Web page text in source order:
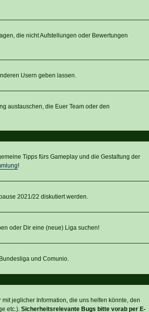
die nicht Aufstellungen oder Bewertungen
Usern geben lassen.
austauschen, die Euer Team oder den
Tipps fürs Gameplay und die Gestaltung der
!
2021/22 diskutiert werden.
oder Dir eine (neue) Liga suchen!
und Comunio.
jeglicher Information, die uns helfen könnte, den
etc.). Sicherheitsrelevante Bugs bitte vorab per E-